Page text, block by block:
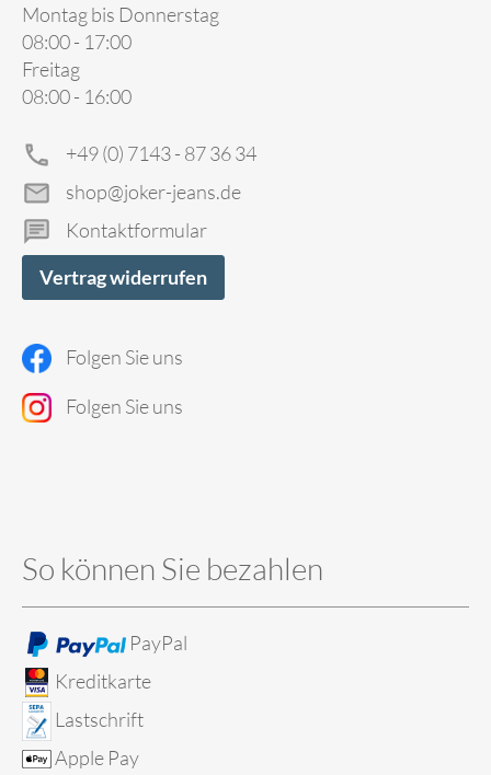
Montag bis Donnerstag
08:00 - 17:00
Freitag
08:00 - 16:00
+49 (0) 7143 - 87 36 34
shop@joker-jeans.de
Kontaktformular
Vertrag widerrufen
Folgen Sie uns
Folgen Sie uns
So können Sie bezahlen
PayPal
Kreditkarte
Lastschrift
Apple Pay